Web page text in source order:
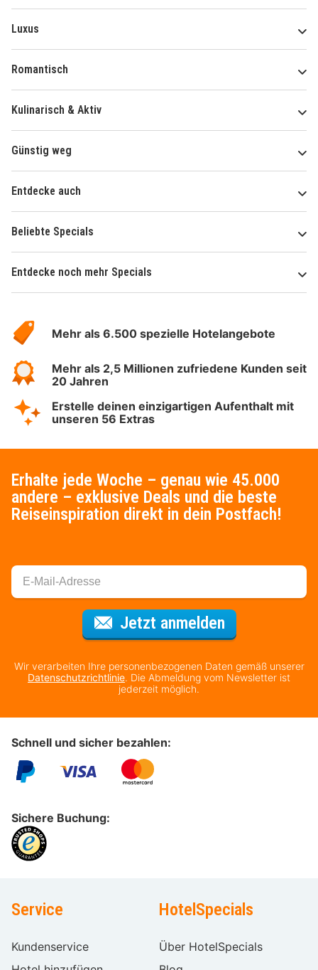
Luxus
Romantisch
Kulinarisch & Aktiv
Günstig weg
Entdecke auch
Beliebte Specials
Entdecke noch mehr Specials
Hotelspecials
Mehr als 6.500 spezielle Hotelangebote
Mehr als 2,5 Millionen zufriedene Kunden seit
20 Jahren
Erstelle deinen einzigartigen Aufenthalt mit
unseren 56 Extras
Erhalte jede Woche – genau wie 45.000
andere – exklusive Deals und die beste
Reiseinspiration direkt in dein Postfach!
Jetzt anmeldenFür den
Wir verarbeiten Ihre personenbezogenen Daten gemäß unserer
Datenschutzrichtlinie. Die Abmeldung vom Newsletter ist
jederzeit möglich.
Schnell und sicher bezahlen:
Sichere Buchung:
Service
Kundenservice
HotelSpecials
Über HotelSpecials